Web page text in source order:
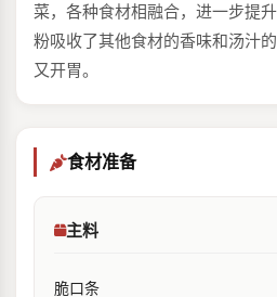
菜，各种食材相融合，进一步提
粉吸收了其他食材的香味和汤汁
又开胃。
食材准备
主料
脆口条